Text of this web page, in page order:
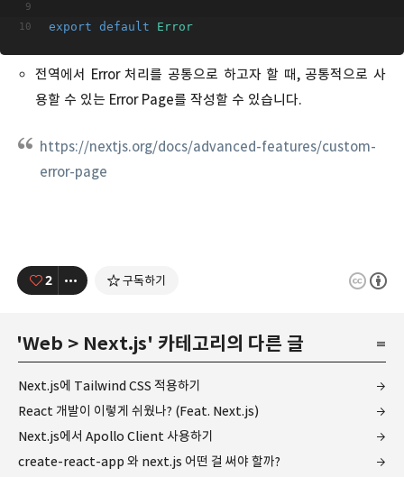
export default Error
전역에서 Error 처리를 공통으로 하고자 할 때, 공통적으로 사
용할 수 있는 Error Page를 작성할 수 있습니다.
https://nextjs.org/docs/advanced-features/custom-
error-page
2 구독하기
'Web > Next.js' 카테고리의 다른 글
Next.js에 Tailwind CSS 적용하기
React 개발이 이렇게 쉬웠나? (Feat. Next.js)
Next.js에서 Apollo Client 사용하기
create-react-app 와 next.js 어떤 걸 써야 할까?